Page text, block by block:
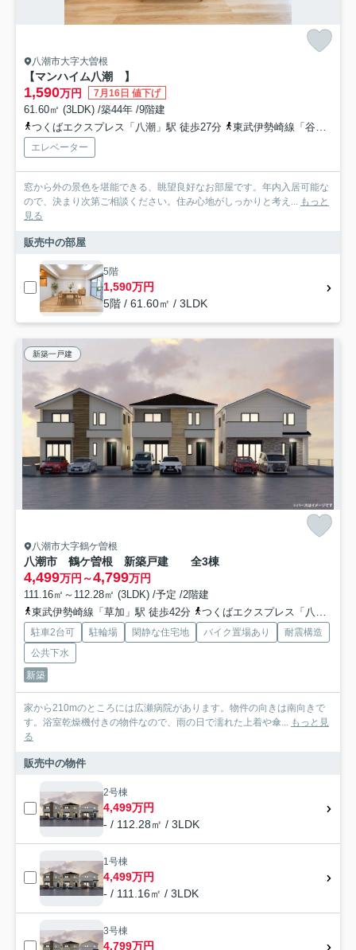
八潮市大字大曽根
【マンハイム八潮 】
1,590万円 7月16日 値下げ
61.60㎡ (3LDK) /築44年 /9階建
つくばエクスプレス「八潮」駅 徒歩27分
東武伊勢崎線「谷塚」駅 徒歩40分
エレベーター
窓から外の景色を堪能できる、眺望良好なお部屋です。年内入居可能な
ので、決まり次第ご相談ください。住み心地がしっかりと考え...
もっと
見る
販売中の部屋
5階
1,590万円
5階 / 61.60㎡ / 3LDK
新築一戸建
八潮市大字鶴ケ曽根
八潮市 鶴ケ曽根 新築戸建 全3棟
4,499万円～4,799万円
111.16㎡～112.28㎡ (3LDK) /予定 /2階建
東武伊勢崎線「草加」駅 徒歩42分
つくばエクスプレス「八潮」駅 徒歩45分
駐車2台可 駐輪場 閑静な住宅地 バイク置場あり
耐震構造
公共下水
新築
家から210mのところには広瀬病院があります。物件の向きは南向きで
す。浴室乾燥機付きの物件なので、雨の日で濡れた上着や傘... もっと見
る
販売中の物件
2号棟
4,499万円
- / 112.28㎡ / 3LDK
1号棟
4,499万円
- / 111.16㎡ / 3LDK
3号棟
4,799万円